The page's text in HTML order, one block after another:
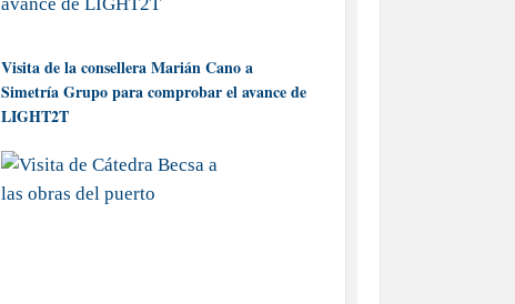
Visita de la consellera Marián Cano a
Simetría Grupo para comprobar el avance de
LIGHT2T